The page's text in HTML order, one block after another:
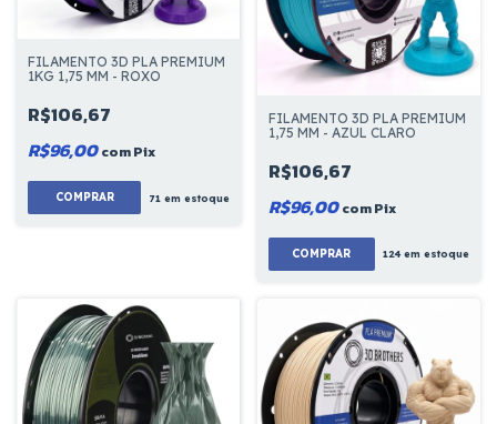
FILAMENTO 3D PLA PREMIUM
1KG 1,75 MM - ROXO
R$106,67
R$96,00comPix
COMPRAR 71em estoque
FILAMENTO 3D PLA PREMIUM
1,75 MM - AZUL CLARO
R$106,67
R$96,00comPix
COMPRAR 124em estoque